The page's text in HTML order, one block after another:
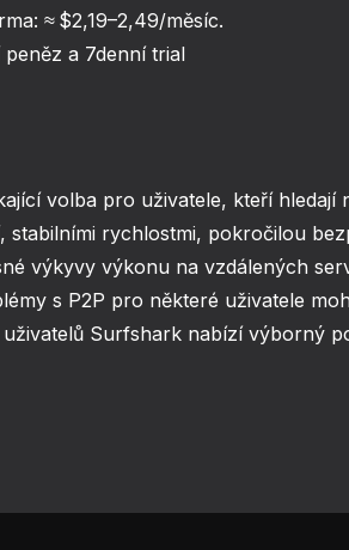
≈ $2,19–2,49/měsíc.
a 7denní trial
volba pro uživatele, kteří hledají
stabilními rychlostmi, pokročilou
výkyvy výkonu na vzdálených
s P2P pro některé uživatele
Surfshark nabízí výborný